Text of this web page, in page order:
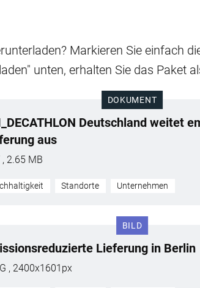
Markieren Sie einfach
unten, erhalten Sie das Paket
DOKUMENT
Deutschland weitet
aus
, 2.65 MB
Standorte Unternehmen
BILD
Lieferung in Berlin
, 2400x1601px